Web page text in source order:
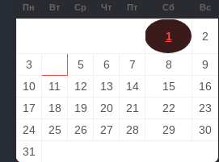
Пн Вт Ср Чт Пт Сб Вс
1 2
3 5 6 7 8
9
10
11 12 13 14 15
16
17
18 19 20 21 22
23
24
25 26 27 28 29
30
31